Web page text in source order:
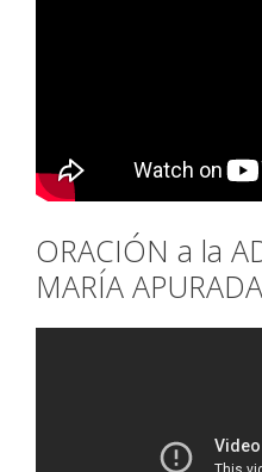
ORACIÓN a la
MARÍA APURADA